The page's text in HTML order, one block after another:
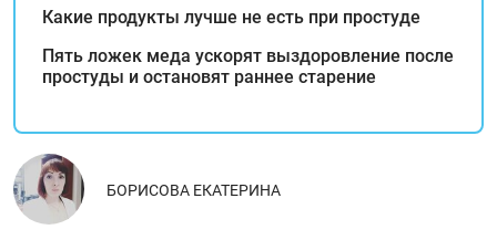
Какие продукты лучше не есть при простуде
Пять ложек меда ускорят выздоровление после
простуды и остановят раннее старение
БОРИСОВА ЕКАТЕРИНА